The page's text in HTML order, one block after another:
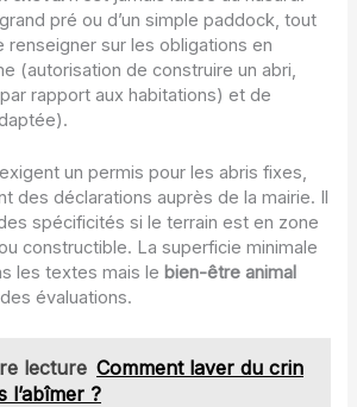
grand pré ou d’un simple paddock, tout
renseigner sur les obligations en
(autorisation de construire un abri,
rapport aux habitations) et de
un permis pour les abris fixes,
des déclarations auprès de la mairie. Il
spécificités si le terrain est en zone
constructible. La superficie minimale
les textes mais le bien-être animal
évaluations.
lecture Comment laver du crin
l’abîmer ?